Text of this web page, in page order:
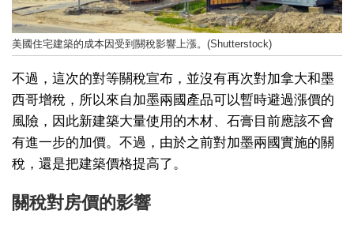
美國住宅建築的成本因受到關稅影響上漲。(Shutterstock)
不過，這次的對等關稅宣布，並沒有再次對加拿大和墨
西哥增稅，所以來自加墨兩國產品可以暫時避過漲價的
風險，因此新建築大量使用的木材、石膏目前應該不會
有進一步的加價。不過，由於之前對加墨兩國實施的關
稅，還是把建築價格提高了。
關稅對房價的影響